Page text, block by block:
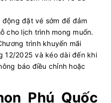
động đặt vé sớm để đảm
cho lịch trình mong muốn.
trình khuyến mãi
12/2025 và kéo dài đến khi
báo điều chỉnh hoặc
Phú Quốc